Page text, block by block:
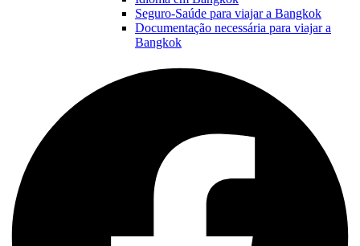
Seguro-Saúde para viajar a Bangkok
Documentação necessária para viajar a
Bangkok